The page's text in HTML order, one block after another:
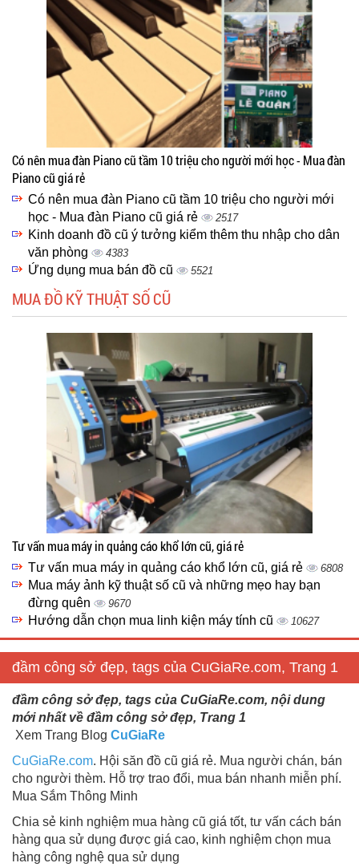
Có nên mua đàn Piano cũ tầm 10 triệu cho người mới học - Mua đàn
Piano cũ giá rẻ
Có nên mua đàn Piano cũ tầm 10 triệu cho người mới
học - Mua đàn Piano cũ giá rẻ
2517
Kinh doanh đồ cũ ý tưởng kiểm thêm thu nhập cho dân
văn phòng
4383
Ứng dụng mua bán đồ cũ 5521
MUA ĐỒ KỸ THUẬT SỐ CŨ
Tư vấn mua máy in quảng cáo khổ lớn cũ, giá rẻ
Tư vấn mua máy in quảng cáo khổ lớn cũ, giá rẻ 6808
Mua máy ảnh kỹ thuật số cũ và những mẹo hay bạn
đừng quên
9670
Hướng dẫn chọn mua linh kiện máy tính cũ 10627
đầm công sở đẹp, tags của CuGiaRe.com, Trang 1
đầm công sở đẹp, tags của CuGiaRe.com, nội dung
mới nhất về đầm công sở đẹp, Trang 1
Xem Trang Blog CuGiaRe
CuGiaRe.com. Hội săn đồ cũ giá rẻ. Mua người chán, bán
cho người thèm. Hỗ trợ trao đổi, mua bán nhanh miễn phí.
Mua Sắm Thông Minh
Chia sẻ kinh nghiệm mua hàng cũ giá tốt, tư vấn cách bán
hàng qua sử dụng được giá cao, kinh nghiệm chọn mua
hàng công nghệ qua sử dụng